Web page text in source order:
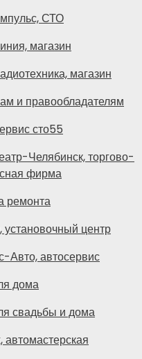
СТО
магазин
магазин
и правообладателям
сто55
Челябинск, торгово-
фирма
ремонта
установочный центр
Авто, автосервис
дома
свадьбы и дома
автомастерская